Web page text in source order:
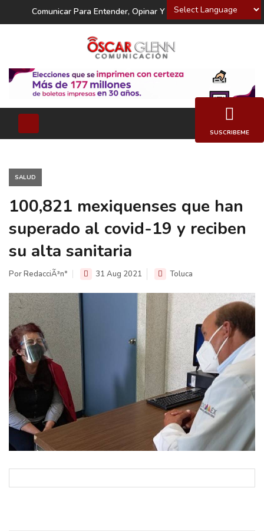
Powered by
Comunicar Para Entender, Opinar Y Decidir
SALUD
100,821 mexiquenses que han
superado al covid-19 y reciben
su alta sanitaria
Por RedacciÃ³n* 31 Aug 2021 Toluca
SUSCRIBEME